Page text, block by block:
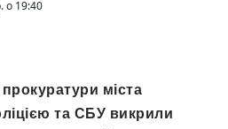
о 19:40
міста
та СБУ викрили